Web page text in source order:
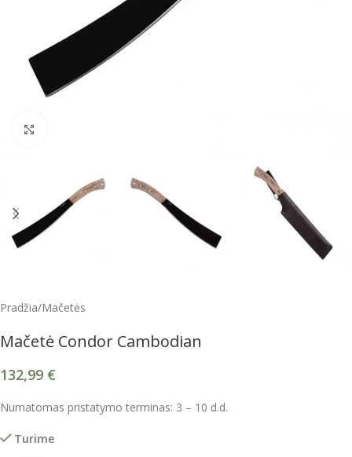
Pradžia/Mačetės
Mačetė Condor Cambodian
132,99 €
Numatomas pristatymo terminas: 3 – 10 d.d.
Turime